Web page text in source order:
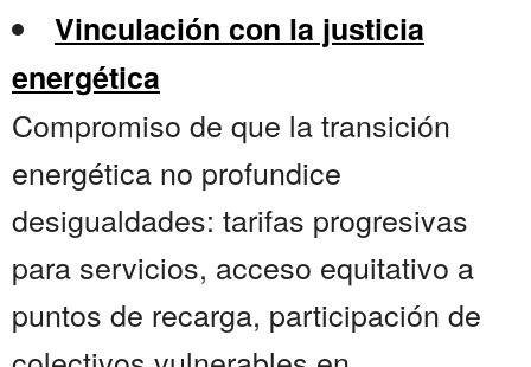
Vinculación con la justicia
energética
Compromiso de que la transición
energética no profundice
desigualdades: tarifas progresivas
para servicios, acceso equitativo a
puntos de recarga, participación de